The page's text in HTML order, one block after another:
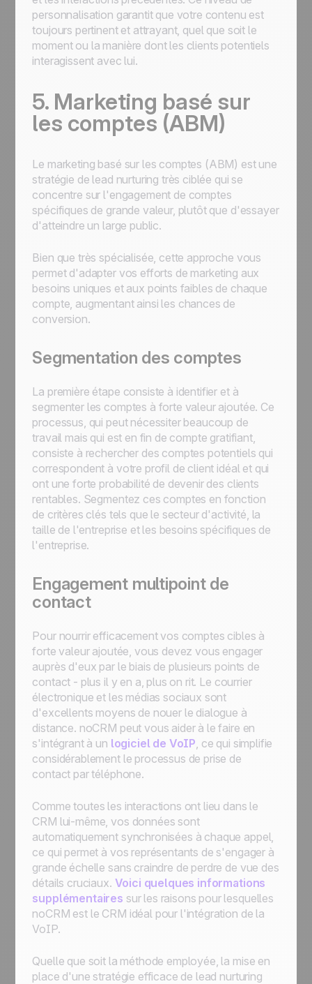
personnalisation garantit que votre contenu est
toujours pertinent et attrayant, quel que soit le
moment ou la manière dont les clients potentiels
interagissent avec lui.
5. Marketing basé sur
les comptes (ABM)
Le marketing basé sur les comptes (ABM) est une
stratégie de lead nurturing très ciblée qui se
concentre sur l'engagement de comptes
spécifiques de grande valeur, plutôt que d'essayer
d'atteindre un large public.
Bien que très spécialisée, cette approche vous
permet d'adapter vos efforts de marketing aux
besoins uniques et aux points faibles de chaque
compte, augmentant ainsi les chances de
conversion.
Segmentation des comptes
La première étape consiste à identifier et à
segmenter les comptes à forte valeur ajoutée. Ce
processus, qui peut nécessiter beaucoup de
travail mais qui est en fin de compte gratifiant,
consiste à rechercher des comptes potentiels qui
correspondent à votre profil de client idéal et qui
ont une forte probabilité de devenir des clients
rentables. Segmentez ces comptes en fonction
de critères clés tels que le secteur d'activité, la
taille de l'entreprise et les besoins spécifiques de
l'entreprise.
Engagement multipoint de
contact
Pour nourrir efficacement vos comptes cibles à
forte valeur ajoutée, vous devez vous engager
auprès d'eux par le biais de plusieurs points de
contact - plus il y en a, plus on rit. Le courrier
électronique et les médias sociaux sont
d'excellents moyens de nouer le dialogue à
distance. noCRM peut vous aider à le faire en
s'intégrant à un logiciel de VoIP, ce qui simplifie
considérablement le processus de prise de
contact par téléphone.
Comme toutes les interactions ont lieu dans le
CRM lui-même, vos données sont
automatiquement synchronisées à chaque appel,
ce qui permet à vos représentants de s'engager à
grande échelle sans craindre de perdre de vue des
détails cruciaux. Voici quelques informations
supplémentaires sur les raisons pour lesquelles
noCRM est le CRM idéal pour l'intégration de la
VoIP.
Quelle que soit la méthode employée, la mise en
place d'une stratégie efficace de lead nurturing